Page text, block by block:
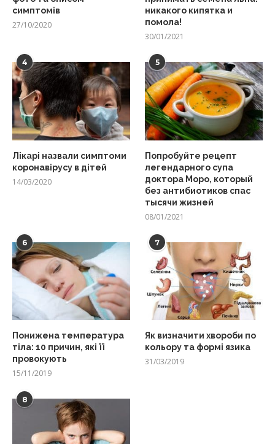
симптомів
27/10/2020
никакого кипятка и
помола!
30/01/2021
4
Лікарі назвали симптоми
коронавірусу в дітей
14/03/2020
5
Попробуйте рецепт
легендарного супа
доктора Моро, который
без антибиотиков спас
тысячи жизней
08/01/2021
6
Понижена температура
тіла: 10 причин, які її
провокують
15/11/2019
7
Як визначити хвороби по
кольору та формі язика
31/03/2019
8